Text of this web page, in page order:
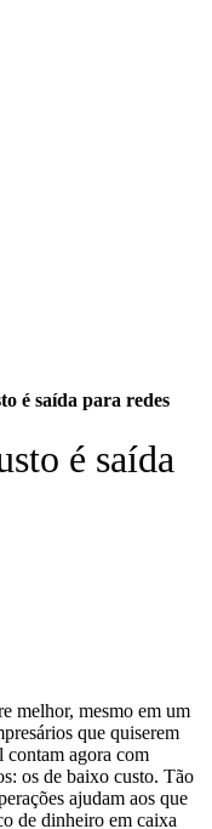
é saída para redes
é saída
melhor, mesmo em um
que quiserem
contam agora com
os de baixo custo. Tão
ajudam aos que
de dinheiro em caixa